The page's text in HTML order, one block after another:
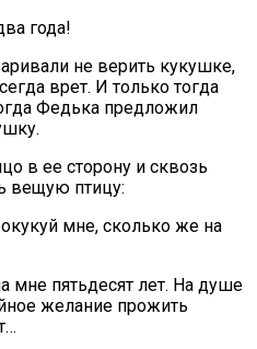
года!
не верить кукушке,
врет. И только тогда
Федька предложил
в ее сторону и сквозь
вещую птицу:
мне, сколько же на
мне пятьдесят лет. На душе
желание прожить